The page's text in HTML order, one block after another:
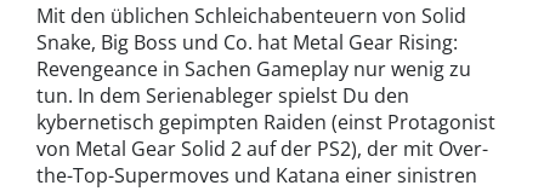
Mit den üblichen Schleichabenteuern von Solid
Snake, Big Boss und Co. hat Metal Gear Rising:
Revengeance in Sachen Gameplay nur wenig zu
tun. In dem Serienableger spielst Du den
kybernetisch gepimpten Raiden (einst Protagonist
von Metal Gear Solid 2 auf der PS2), der mit Over-
the-Top-Supermoves und Katana einer sinistren